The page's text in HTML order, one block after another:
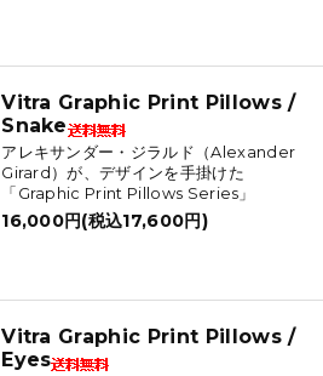
Vitra Graphic Print Pillows /
Snake
アレキサンダー・ジラルド（Alexander
Girard）が、デザインを手掛けた
「Graphic Print Pillows Series」
16,000円(税込17,600円)
Vitra Graphic Print Pillows /
Eyes